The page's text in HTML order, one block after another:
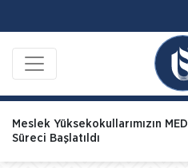
Meslek Yüksekokullarımızın
Süreci Başlatıldı